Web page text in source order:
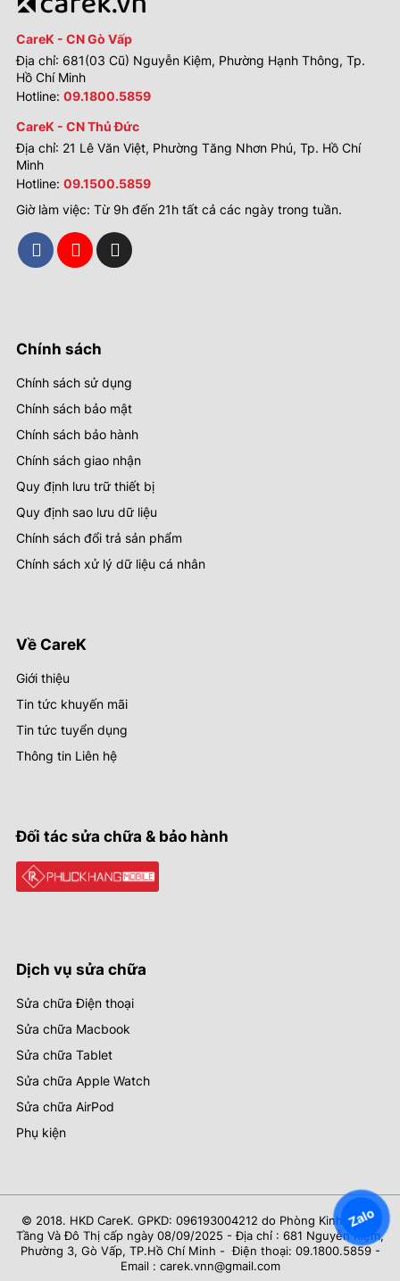
CareK - CN Gò Vấp
Địa chỉ: 681(03 Cũ) Nguyễn Kiệm, Phường Hạnh Thông, Tp.
Hồ Chí Minh
Hotline: 09.1800.5859
CareK - CN Thủ Đức
Địa chỉ: 21 Lê Văn Việt, Phường Tăng Nhơn Phú, Tp. Hồ Chí
Minh
Hotline: 09.1500.5859
Giờ làm việc: Từ 9h đến 21h tất cả các ngày trong tuần.
Chính sách
Chính sách sử dụng
Chính sách bảo mật
Chính sách bảo hành
Chính sách giao nhận
Quy định lưu trữ thiết bị
Quy định sao lưu dữ liệu
Chính sách đổi trả sản phẩm
Chính sách xử lý dữ liệu cá nhân
Về CareK
Giới thiệu
Tin tức khuyến mãi
Tin tức tuyển dụng
Thông tin Liên hệ
Đối tác sửa chữa & bảo hành
Dịch vụ sửa chữa
Sửa chữa Điện thoại
Sửa chữa Macbook
Sửa chữa Tablet
Sửa chữa Apple Watch
Sửa chữa AirPod
Phụ kiện
© 2018. HKD CareK. GPKD: 096193004212 do Phòng Kinh Tế Hạ
Tầng Và Đô Thị cấp ngày 08/09/2025 - Địa chỉ : 681 Nguyễn Kiệm,
Phường 3, Gò Vấp, TP.Hồ Chí Minh - Điện thoại: 09.1800.5859 -
Email : carek.vnn@gmail.com
Zalo